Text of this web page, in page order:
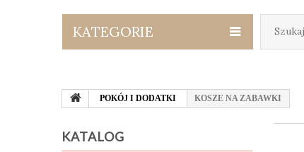
KATEGORIE
POKÓJ I DODATKI KOSZE NA ZABAWKI
KATALOG